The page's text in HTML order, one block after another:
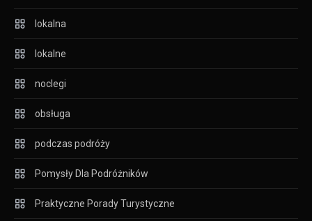
lokalna
lokalne
noclegi
obsługa
podczas podróży
Pomysły Dla Podróżników
Praktyczne Porady Turystyczne